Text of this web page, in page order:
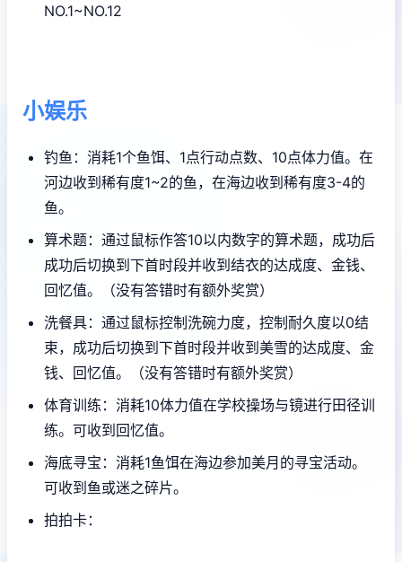
NO.1~NO.12
小娱乐
钓鱼：消耗1个鱼饵、1点行动点数、10点体力值。在
河边收到稀有度1~2的鱼，在海边收到稀有度3-4的
鱼。
算术题：通过鼠标作答10以内数字的算术题，成功后
成功后切换到下首时段并收到结衣的达成度、金钱、
回忆值。（没有答错时有额外奖赏）
洗餐具：通过鼠标控制洗碗力度，控制耐久度以0结
束，成功后切换到下首时段并收到美雪的达成度、金
钱、回忆值。（没有答错时有额外奖赏）
体育训练：消耗10体力值在学校操场与镜进行田径训
练。可收到回忆值。
海底寻宝：消耗1鱼饵在海边参加美月的寻宝活动。
可收到鱼或迷之碎片。
拍拍卡：